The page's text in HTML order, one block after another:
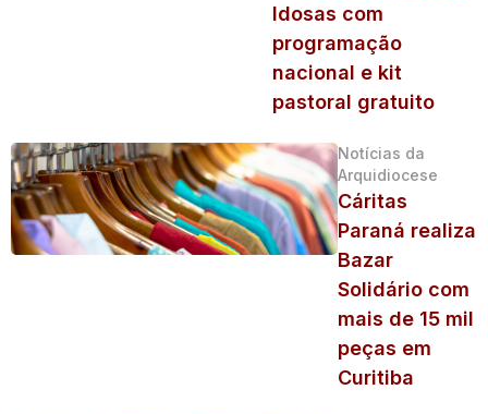
Idosas com
programação
nacional e kit
pastoral gratuito
Notícias da
Arquidiocese
Cáritas
Paraná realiza
Bazar
Solidário com
mais de 15 mil
peças em
Curitiba